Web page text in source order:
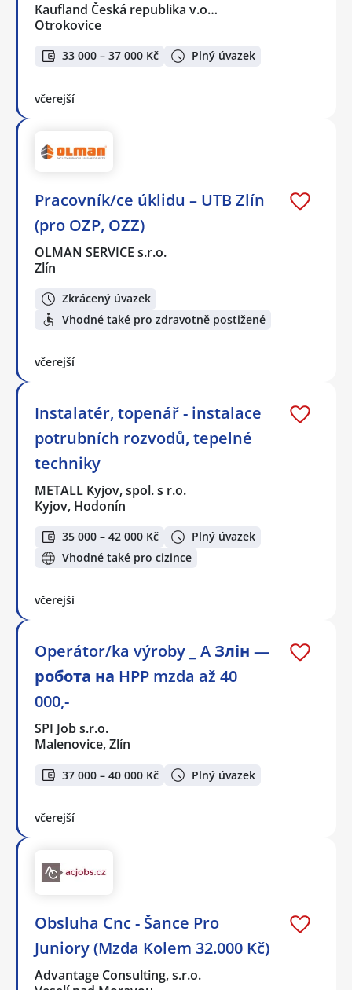
Kaufland Česká republika v.o…
Otrokovice
33 000 – 37 000 Kč Plný úvazek
včerejší
Pracovník/ce úklidu – UTB Zlín
(pro OZP, OZZ)
OLMAN SERVICE s.r.o.
Zlín
Zkrácený úvazek
Vhodné také pro zdravotně postižené
včerejší
Instalatér, topenář - instalace
potrubních rozvodů, tepelné
techniky
METALL Kyjov, spol. s r.o.
Kyjov, Hodonín
35 000 – 42 000 Kč
Plný úvazek
Vhodné také pro cizince
včerejší
Operátor/ka výroby _ A Злін —
робота на HPP mzda až 40
000,-
SPI Job s.r.o.
Malenovice, Zlín
37 000 – 40 000 Kč Plný úvazek
včerejší
Obsluha Cnc - Šance Pro
Juniory (Mzda Kolem 32.000 Kč)
Advantage Consulting, s.r.o.